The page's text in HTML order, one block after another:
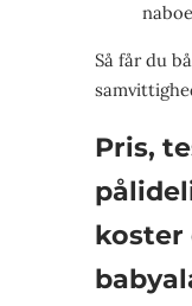
Så får du
Pris,
koster